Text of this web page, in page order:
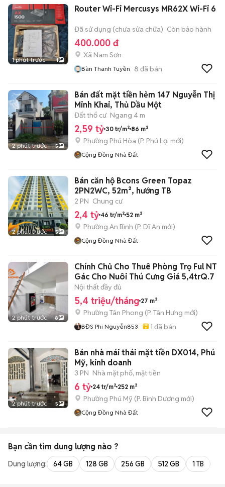
1 phút trước 1
Router Wi-Fi Mercusys MR62X Wi-Fi 6
Đã sử dụng (chưa sửa chữa) Còn bảo hành
400.000 đ
Xã Nam Sơn
Bàn Thanh Tuyền 8 đã bán
2 phút trước 5
Bán đất mặt tiền hẻm 147 Nguyễn Thị
Minh Khai, Thủ Dầu Một
Đất thổ cư Ngang 4 m
2,59 tỷ 30 tr/m² 86 m²
Phường Phú Hòa (P. Phú Lợi mới)
Cộng Đồng Nhà Đất
2 phút trước 5
Bán căn hộ Bcons Green Topaz
2PN2WC, 52m², hướng TB
2 PN Chung cư
2,4 tỷ 46 tr/m² 52 m²
Phường An Bình (P. Dĩ An mới)
Cộng Đồng Nhà Đất
2 phút trước 8
Chính Chủ Cho Thuê Phòng Trọ Ful NT
Gác Cho Nuôi Thú Cưng Giá 5,4trQ.7
Nội thất đầy đủ
5,4 triệu/tháng 27 m²
Phường Tân Phong (P. Tân Hưng mới)
BĐS Phi Nguyễn853 1 đã bán
2 phút trước 5
Bán nhà mái thái mặt tiền DX014, Phú
Mỹ, kinh doanh
3 PN Nhà mặt phố, mặt tiền
6 tỷ 24 tr/m² 252 m²
Phường Phú Mỹ (P. Bình Dương mới)
Cộng Đồng Nhà Đất
Bạn cần tìm dung lượng nào ?
Dung lượng: 64 GB 128 GB 256 GB 512 GB 1 TB